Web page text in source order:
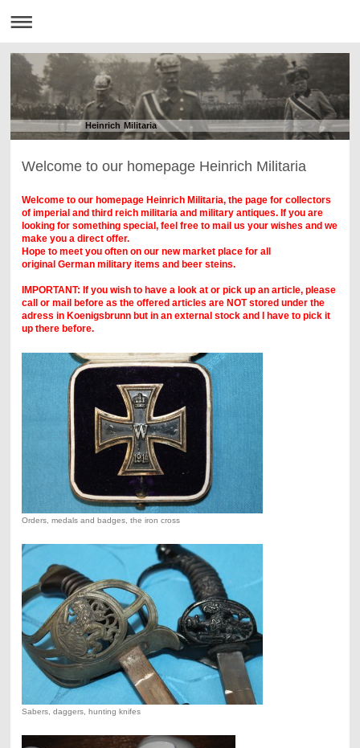
Heinrich Militaria
Welcome to our homepage Heinrich Militaria
Welcome to our homepage Heinrich Militaria, the page for collectors
of imperial and third reich militaria and military antiques. If you are
looking for something special, feel free to mail us your wishes and we
make you a direct offer.
Hope to meet you often on our new market place for all
original German military items and beer steins.
IMPORTANT: If you wish to have a look at or pick up an article, please
call or mail before as the offered articles are NOT stored under the
adress in Koenigsbrunn but in an external stock and I have to pick it
up there before.
Orders, medals and badges, the iron cross
Sabers, daggers, hunting knifes